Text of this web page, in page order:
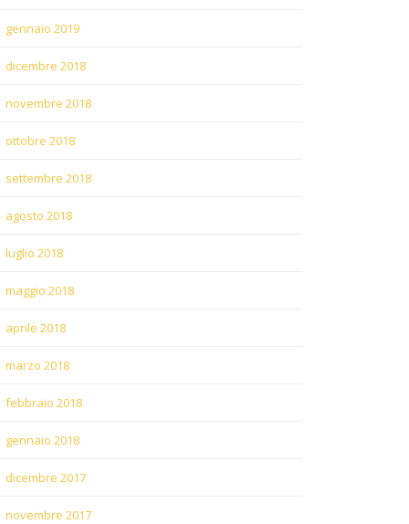
gennaio 2019
dicembre 2018
novembre 2018
ottobre 2018
settembre 2018
agosto 2018
luglio 2018
maggio 2018
aprile 2018
marzo 2018
febbraio 2018
gennaio 2018
dicembre 2017
novembre 2017